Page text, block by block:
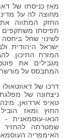
מאז כניסתו של
מחוצה לה על
החזק המתווה את
לשינוי שחל
ישראל היהודית
המזרח התיכון.
מגבילים את
המתבסס על
החוץ ומאז
הנאו-עוסמאנית
שמטרתה
האימפריה